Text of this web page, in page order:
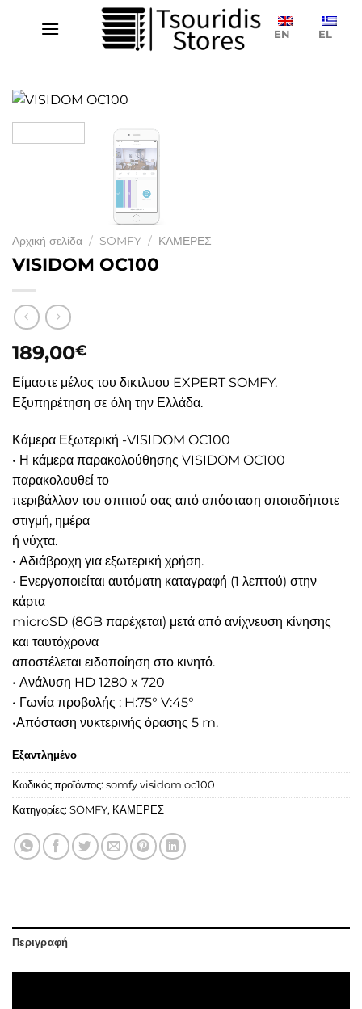
EN EL
Αρχική σελίδα / SOMFY / ΚΑΜΕΡΕΣ
VISIDOM OC100
189,00€
Είμαστε μέλος του δικτλυου EXPERT SOMFY.
Εξυπηρέτηση σε όλη την Ελλάδα.
Κάμερα Εξωτερική -VISIDOM OC100
• Η κάμερα παρακολούθησης VISIDOM OC100
παρακολουθεί το
περιβάλλον του σπιτιού σας από απόσταση οποιαδήποτε
στιγμή, ημέρα
ή νύχτα.
• Αδιάβροχη για εξωτερική χρήση.
• Ενεργοποιείται αυτόματη καταγραφή (1 λεπτού) στην
κάρτα
microSD (8GB παρέχεται) μετά από ανίχνευση κίνησης
και ταυτόχρονα
αποστέλεται ειδοποίηση στο κινητό.
• Ανάλυση HD 1280 x 720
• Γωνία προβολής : H:75° V:45°
•Απόσταση νυκτερινής όρασης 5 m.
Εξαντλημένο
Κωδικός προϊόντος: somfy visidom oc100
Κατηγορίες: SOMFY, ΚΑΜΕΡΕΣ
Περιγραφή